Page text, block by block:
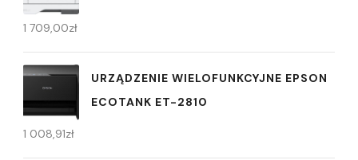
1 709,00zł
URZĄDZENIE WIELOFUNKCYJNE EPSON
ECOTANK ET-2810
1 008,91zł